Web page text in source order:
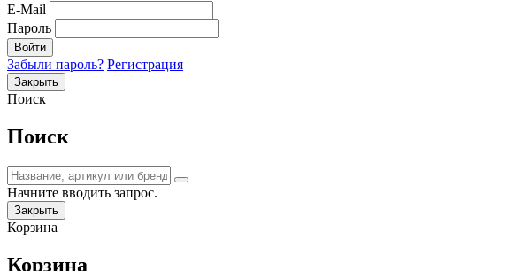
E-Mail
Пароль
Войти
Забыли пароль? Регистрация
Закрыть
Поиск
Поиск
Начните вводить запрос.
Закрыть
Корзина
Корзина